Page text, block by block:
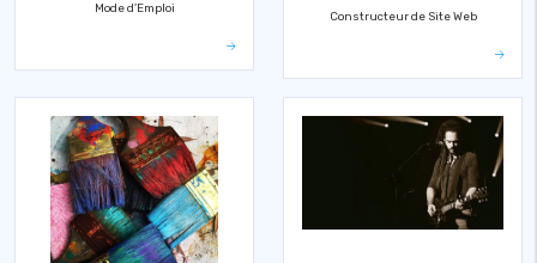
Mode d'Emploi
Constructeur de Site Web